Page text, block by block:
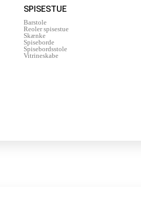
SPISESTUE
Barstole
Reoler spisestue
Skænke
Spiseborde
Spisebordsstole
Vitrineskabe